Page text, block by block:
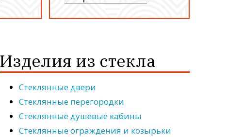
Изделия из стекла
Стеклянные двери
Стеклянные перегородки
Стеклянные душевые кабины
Стеклянные ограждения и козырьки